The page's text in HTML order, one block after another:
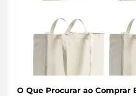
O Que Procurar ao Comprar